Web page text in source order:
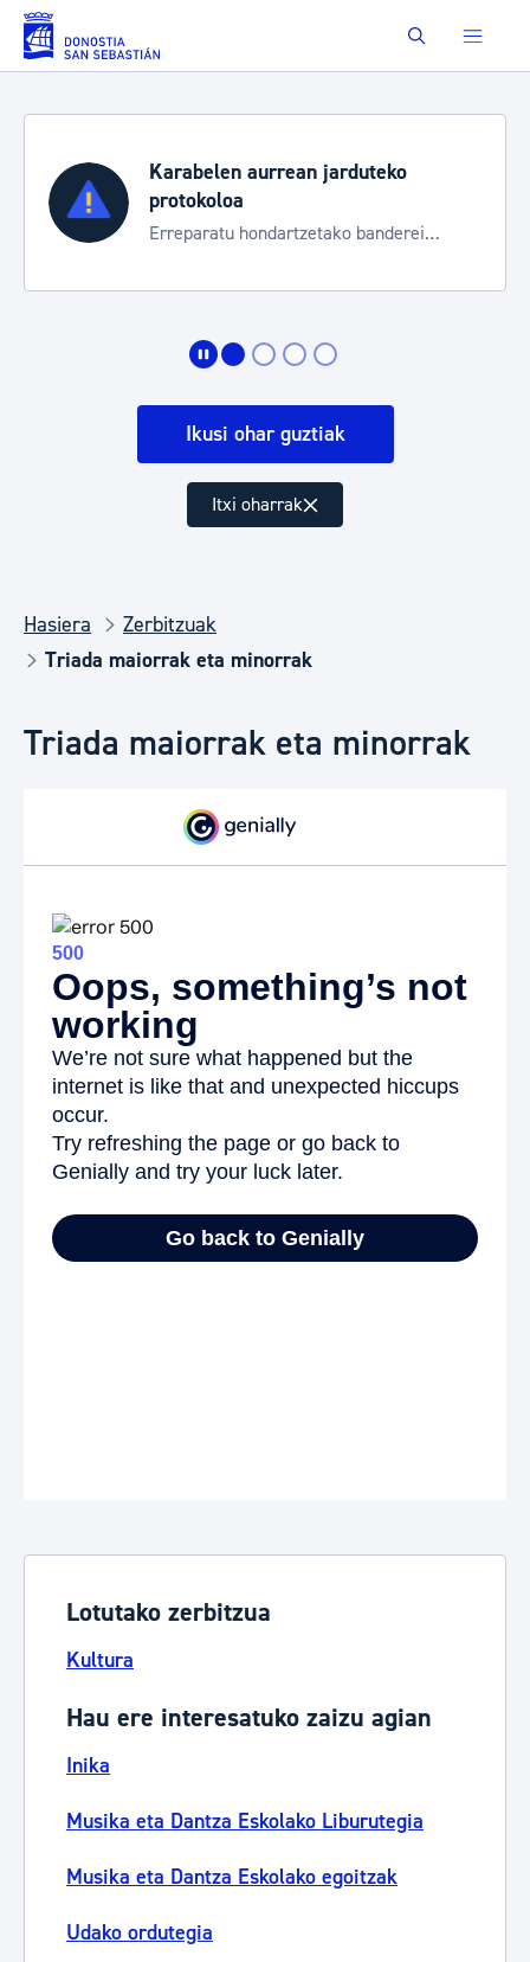
Eduki nagusira joan Buscar
Karabelen aurrean jarduteko
protokoloa
Erreparatu hondartzetako banderei
Ikusi ohar guztiak
Itxi oharrak
Hasiera
Zerbitzuak
Triada maiorrak eta minorrak
Triada maiorrak eta minorrak
Lotutako zerbitzua
Kultura
Hau ere interesatuko zaizu agian
Inika
Musika eta Dantza Eskolako Liburutegia
Musika eta Dantza Eskolako egoitzak
Udako ordutegia